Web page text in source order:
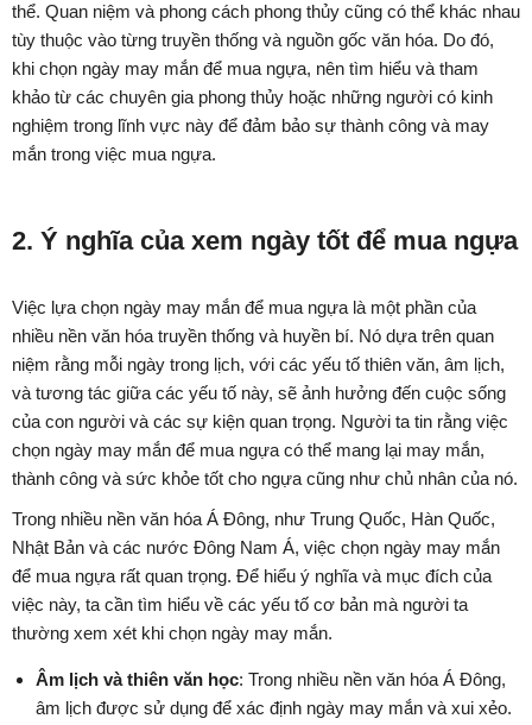
thể. Quan niệm và phong cách phong thủy cũng có thể khác nhau
tùy thuộc vào từng truyền thống và nguồn gốc văn hóa. Do đó,
khi chọn ngày may mắn để mua ngựa, nên tìm hiểu và tham
khảo từ các chuyên gia phong thủy hoặc những người có kinh
nghiệm trong lĩnh vực này để đảm bảo sự thành công và may
mắn trong việc mua ngựa.
2. Ý nghĩa của xem ngày tốt để mua ngựa
Việc lựa chọn ngày may mắn để mua ngựa là một phần của
nhiều nền văn hóa truyền thống và huyền bí. Nó dựa trên quan
niệm rằng mỗi ngày trong lịch, với các yếu tố thiên văn, âm lịch,
và tương tác giữa các yếu tố này, sẽ ảnh hưởng đến cuộc sống
của con người và các sự kiện quan trọng. Người ta tin rằng việc
chọn ngày may mắn để mua ngựa có thể mang lại may mắn,
thành công và sức khỏe tốt cho ngựa cũng như chủ nhân của nó.
Trong nhiều nền văn hóa Á Đông, như Trung Quốc, Hàn Quốc,
Nhật Bản và các nước Đông Nam Á, việc chọn ngày may mắn
để mua ngựa rất quan trọng. Để hiểu ý nghĩa và mục đích của
việc này, ta cần tìm hiểu về các yếu tố cơ bản mà người ta
thường xem xét khi chọn ngày may mắn.
Âm lịch và thiên văn học: Trong nhiều nền văn hóa Á Đông,
âm lịch được sử dụng để xác định ngày may mắn và xui xẻo.